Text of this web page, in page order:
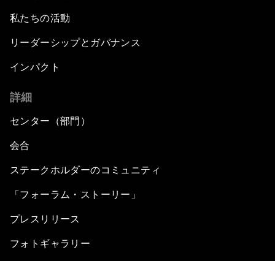
私たちの活動
リーダーシップとガバナンス
インパクト
詳細
センター（部門）
会合
ステークホルダーのコミュニティ
「フォーラム・ストーリー」
プレスリリース
フォトギャラリー